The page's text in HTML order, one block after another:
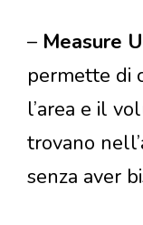
– Measure
permette di
l’area e il
trovano
senza aver